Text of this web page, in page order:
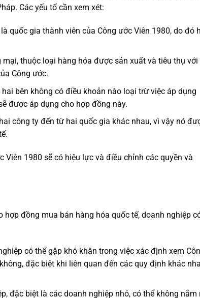
Các yếu tố cần xem xét:
quốc gia thành viên của Công ước Viên 1980, do đó
mại, thuộc loại hàng hóa được sản xuất và tiêu thụ với
Công ước.
bên không có điều khoản nào loại trừ việc áp dụng
được áp dụng cho hợp đồng này.
công ty đến từ hai quốc gia khác nhau, vì vậy nó
1980 sẽ có hiệu lực và điều chỉnh các quyền và
đồng mua bán hàng hóa quốc tế, doanh nghiệp
có thể gặp khó khăn trong việc xác định xem
đặc biệt khi liên quan đến các quy định khác
đặc biệt là các doanh nghiệp nhỏ, có thể không nắm